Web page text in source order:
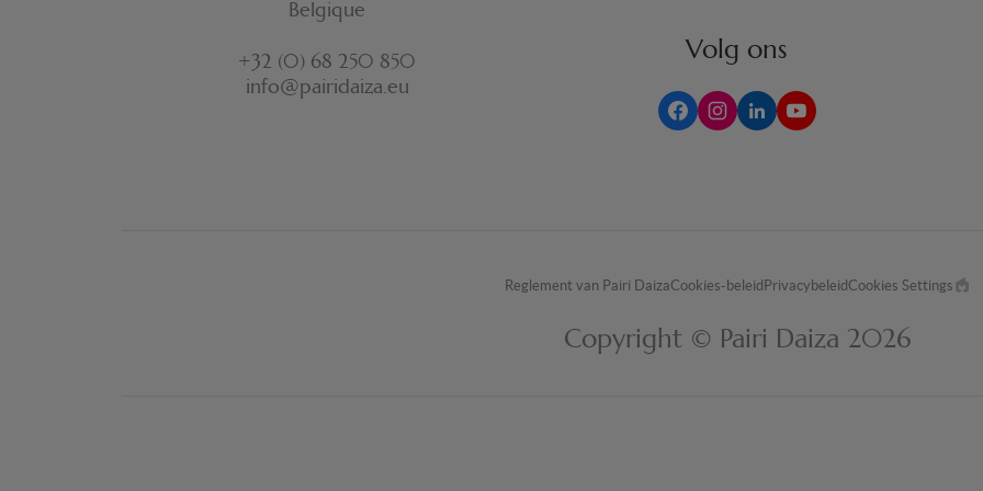
Belgique
+32 (0) 68 250 850
info@pairidaiza.eu
Volg ons
Reglement van Pairi DaizaCookies-beleid Privacybeleid Cookies Settings
Copyright © Pairi Daiza 2026